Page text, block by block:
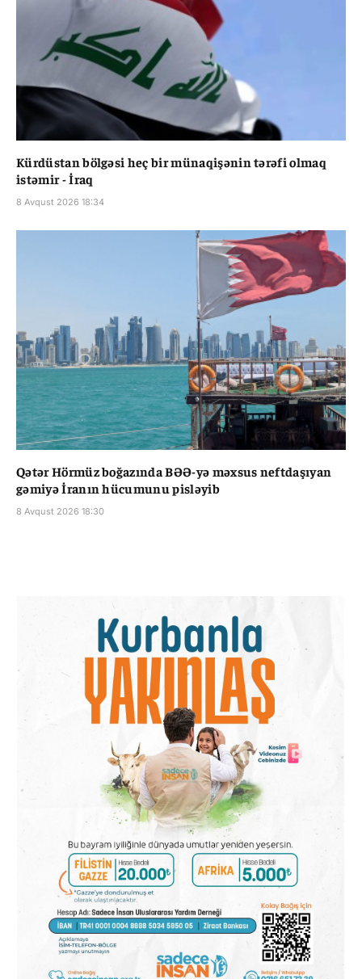
Kürdüstan bölgəsi heç bir münaqişənin tərəfi olmaq
istəmir - İraq
8 Avqust 2026 18:34
Qətər Hörmüz boğazında BƏƏ-yə məxsus neftdaşıyan
gəmiyə İranın hücumunu pisləyib
8 Avqust 2026 18:30